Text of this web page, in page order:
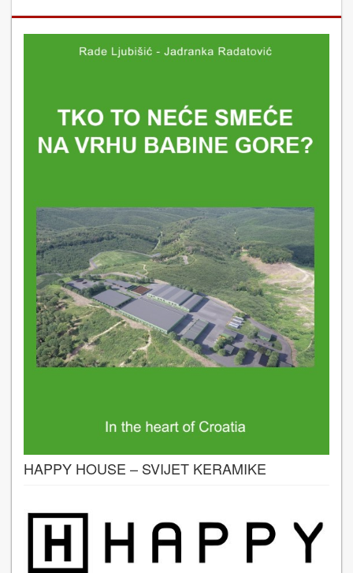
HAPPY HOUSE – SVIJET KERAMIKE